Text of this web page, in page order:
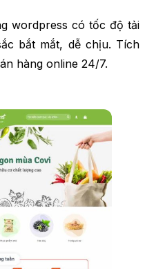
wordpress có tốc độ tải
bắt mắt, dễ chịu. Tích
hàng online 24/7.